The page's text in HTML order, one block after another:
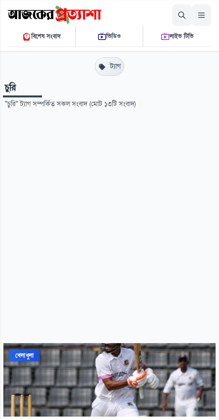
শুক্রবার, ০৭ আগস্ট ২০২৬
০৪:৫৮:৫৪ এ.এম.THE DAILY AJKER PROTTASHA
বিশেষ সংবাদ ভিডিও লাইভ টিভি
ট্যাগ
চুরি
"চুরি" ট্যাগ সম্পর্কিত সকল সংবাদ (মোট ১৩টি সংবাদ)
খেলাধুলা